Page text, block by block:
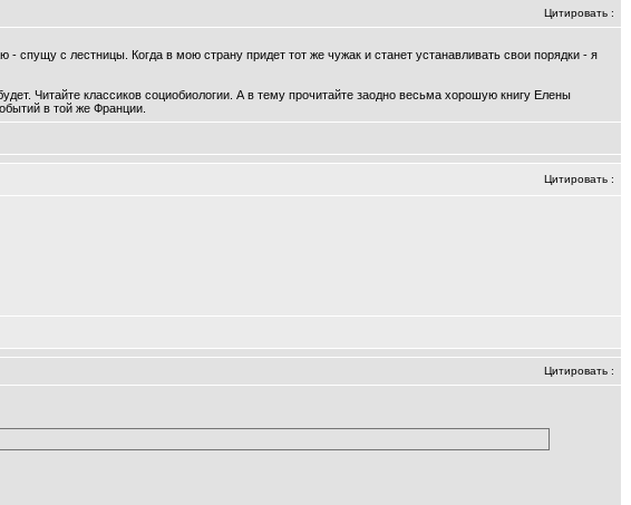
Цитировать :
спущу с лестницы. Когда в мою страну придет тот же чужак и станет устанавливать свои порядки - я
Читайте классиков социобиологии. А в тему прочитайте заодно весьма хорошую книгу Елены
в той же Франции.
Цитировать :
Цитировать :